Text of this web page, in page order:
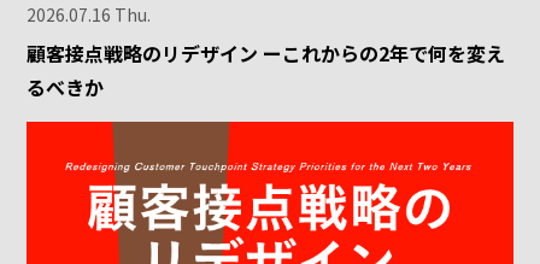
2026.07.16 Thu.
顧客接点戦略のリデザイン ーこれからの2年で何を変え
るべきか